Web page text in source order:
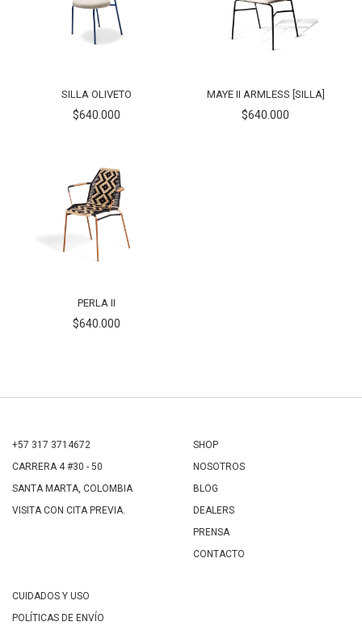
SILLA OLIVETO
$640.000
MAYE II ARMLESS [SILLA]
$640.000
PERLA II
$640.000
+57 317 3714672
CARRERA 4 #30 - 50
SANTA MARTA, COLOMBIA
VISITA CON CITA PREVIA.
SHOP
NOSOTROS
BLOG
DEALERS
PRENSA
CONTACTO
CUIDADOS Y USO
POLÍTICAS DE ENVÍO